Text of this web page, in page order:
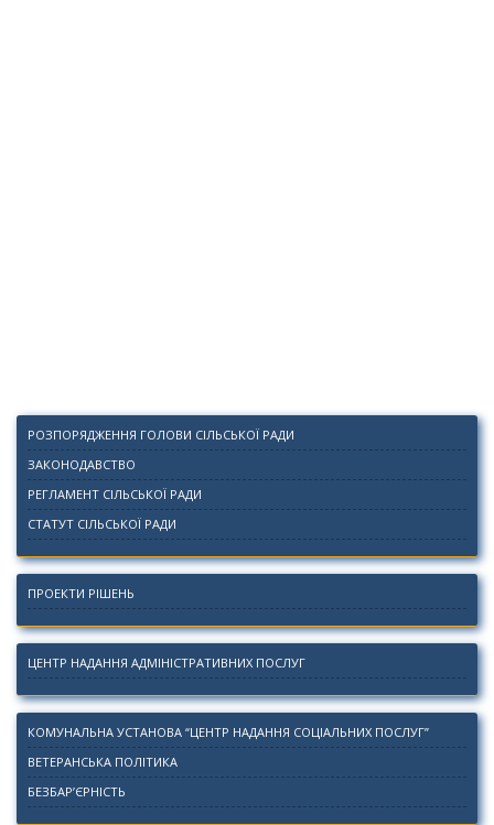
РОЗПОРЯДЖЕННЯ ГОЛОВИ СІЛЬСЬКОЇ РАДИ
ЗАКОНОДАВСТВО
РЕГЛАМЕНТ СІЛЬСЬКОЇ РАДИ
СТАТУТ СІЛЬСЬКОЇ РАДИ
ПРОЕКТИ РІШЕНЬ
ЦЕНТР НАДАННЯ АДМІНІСТРАТИВНИХ ПОСЛУГ
КОМУНАЛЬНА УСТАНОВА “ЦЕНТР НАДАННЯ СОЦІАЛЬНИХ ПОСЛУГ”
ВЕТЕРАНСЬКА ПОЛІТИКА
БЕЗБАР’ЄРНІСТЬ